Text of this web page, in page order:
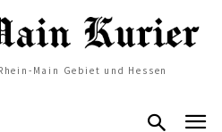
Main Gebiet und Hessen